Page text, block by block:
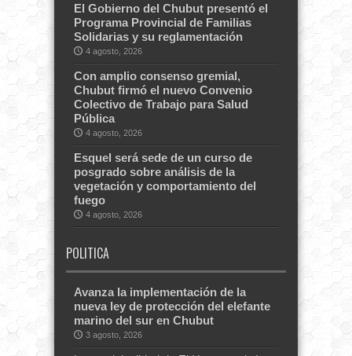
El Gobierno del Chubut presentó el
Programa Provincial de Familias
Solidarias y su reglamentación
4 agosto, 2026
Con amplio consenso gremial,
Chubut firmó el nuevo Convenio
Colectivo de Trabajo para Salud
Pública
4 agosto, 2026
Esquel será sede de un curso de
posgrado sobre análisis de la
vegetación y comportamiento del
fuego
4 agosto, 2026
POLITICA
Avanza la implementación de la
nueva ley de protección del elefante
marino del sur en Chubut
3 agosto, 2026